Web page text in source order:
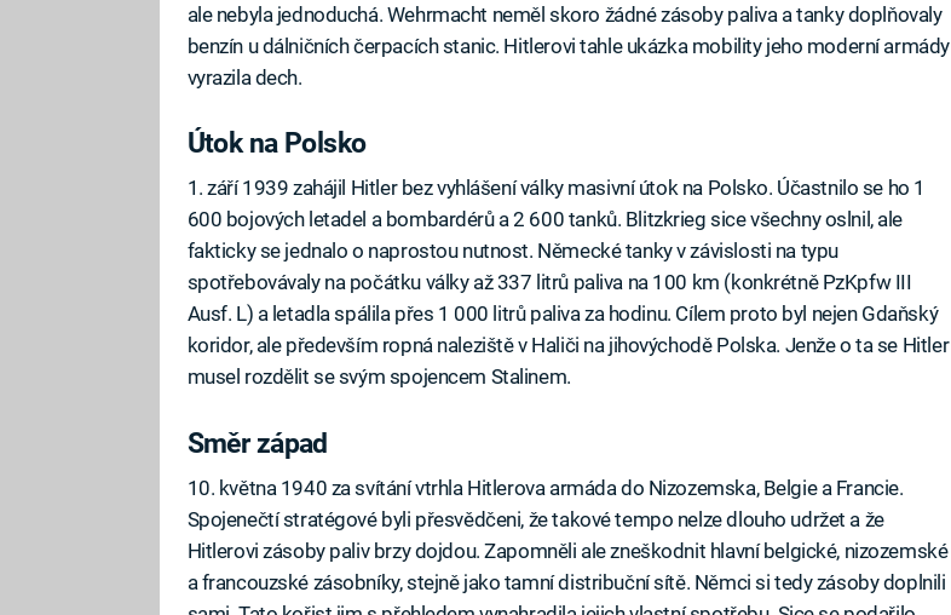
ale nebyla jednoduchá. Wehrmacht neměl skoro žádné zásoby paliva a tanky doplňovaly
benzín u dálničních čerpacích stanic. Hitlerovi tahle ukázka mobility jeho moderní armády
vyrazila dech.
Útok na Polsko
1. září 1939 zahájil Hitler bez vyhlášení války masivní útok na Polsko. Účastnilo se ho 1
600 bojových letadel a bombardérů a 2 600 tanků. Blitzkrieg sice všechny oslnil, ale
fakticky se jednalo o naprostou nutnost. Německé tanky v závislosti na typu
spotřebovávaly na počátku války až 337 litrů paliva na 100 km (konkrétně PzKpfw III
Ausf. L) a letadla spálila přes 1 000 litrů paliva za hodinu. Cílem proto byl nejen Gdaňský
koridor, ale především ropná naleziště v Haliči na jihovýchodě Polska. Jenže o ta se Hitler
musel rozdělit se svým spojencem Stalinem.
Směr západ
10. května 1940 za svítání vtrhla Hitlerova armáda do Nizozemska, Belgie a Francie.
Spojenečtí stratégové byli přesvědčeni, že takové tempo nelze dlouho udržet a že
Hitlerovi zásoby paliv brzy dojdou. Zapomněli ale zneškodnit hlavní belgické, nizozemské
a francouzské zásobníky, stejně jako tamní distribuční sítě. Němci si tedy zásoby doplnili